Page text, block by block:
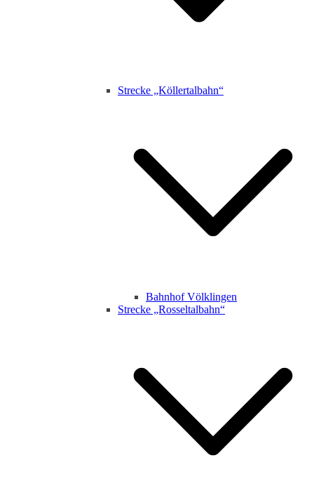
Strecke „Köllertalbahn“
Bahnhof Völklingen
Strecke „Rosseltalbahn“